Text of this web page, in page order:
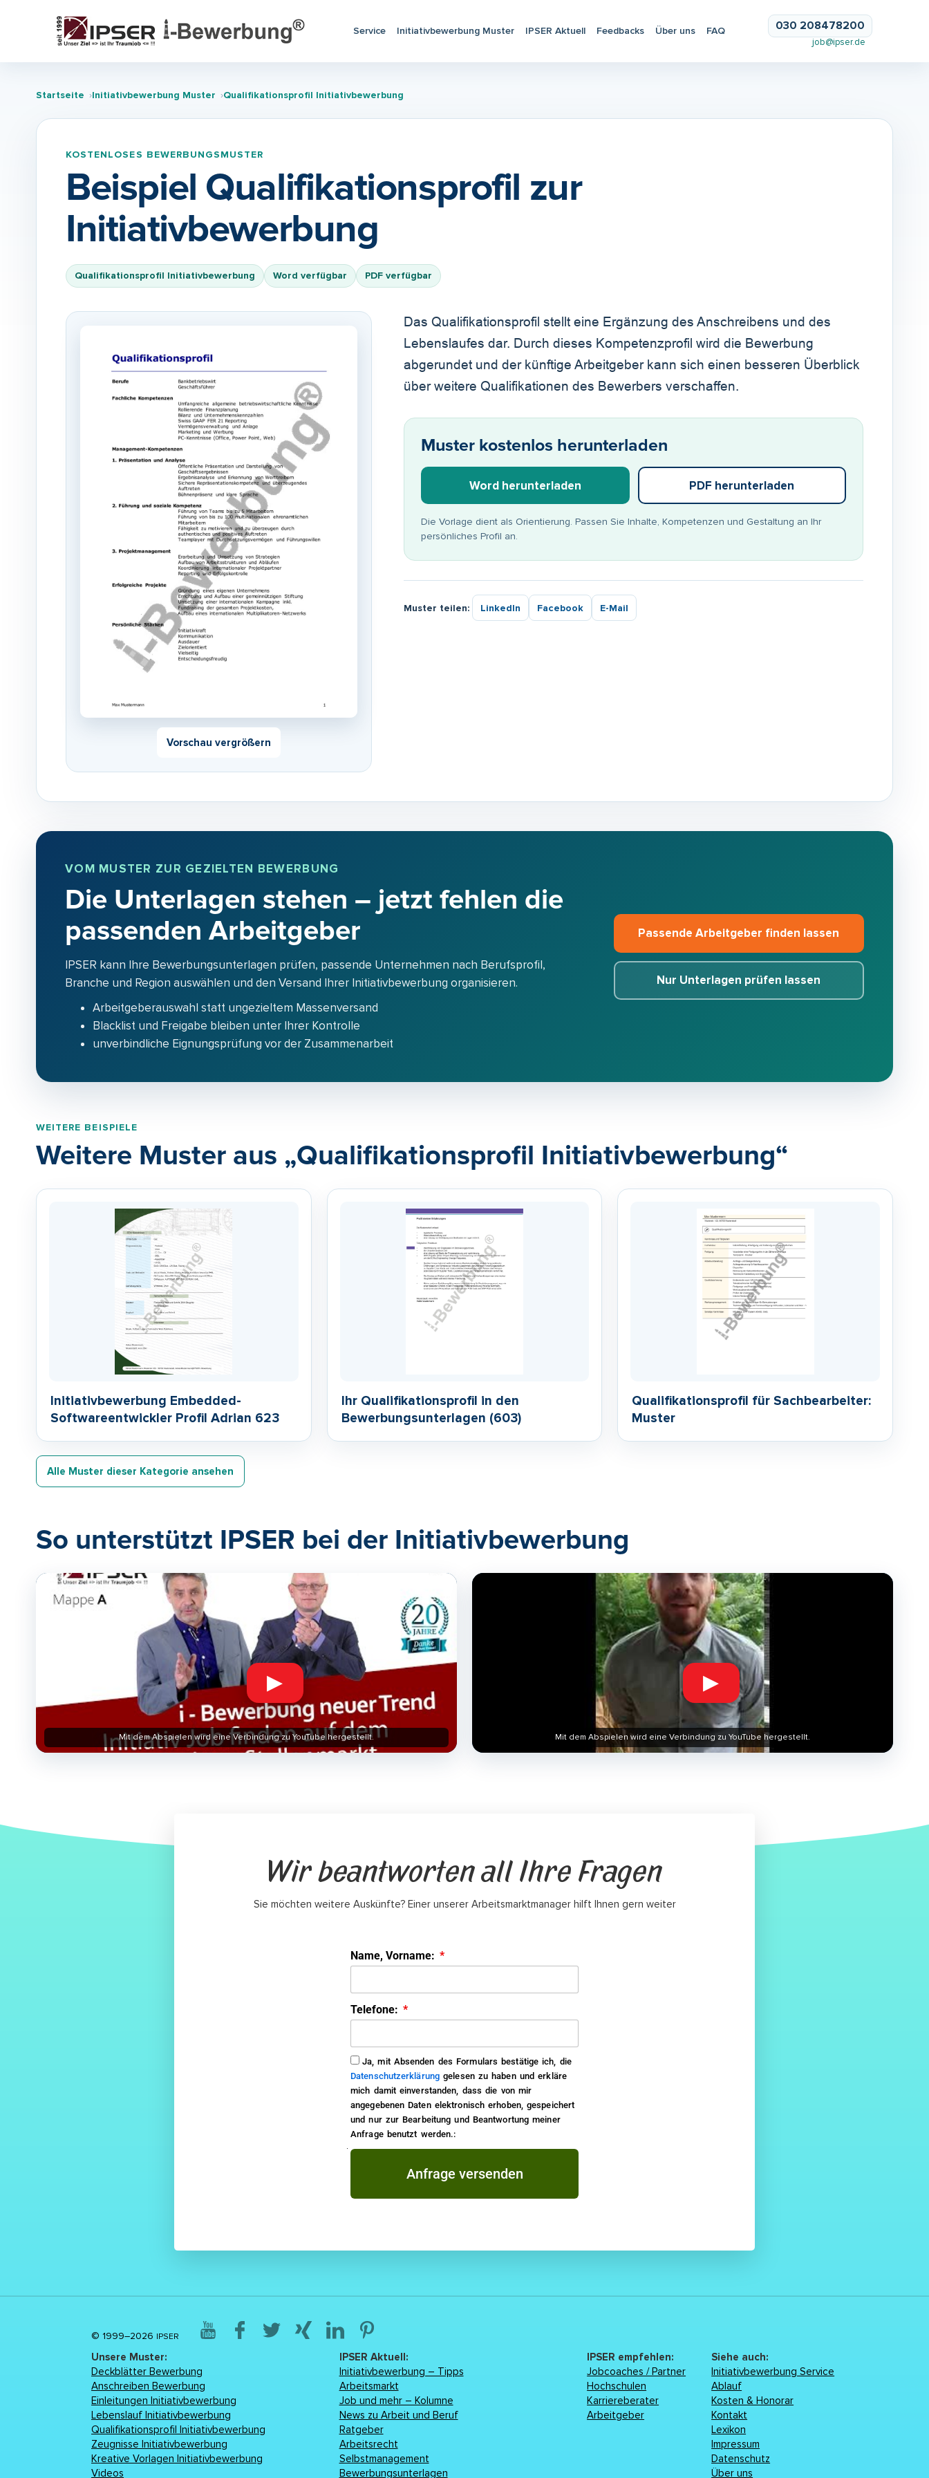
030 208478200
job@ipser.de
Service Initiativbewerbung Muster IPSER Aktuell Feedbacks Über uns FAQ
Startseite Initiativbewerbung Muster Qualifikationsprofil Initiativbewerbung
KOSTENLOSES BEWERBUNGSMUSTER
Beispiel Qualifikationsprofil zur
Initiativbewerbung
Qualifikationsprofil Initiativbewerbung Word verfügbar PDF verfügbar
Vorschau vergrößern
Das Qualifikationsprofil stellt eine Ergänzung des Anschreibens und des
Lebenslaufes dar. Durch dieses Kompetenzprofil wird die Bewerbung
abgerundet und der künftige Arbeitgeber kann sich einen besseren Überblick
über weitere Qualifikationen des Bewerbers verschaffen.
Muster kostenlos herunterladen
Word herunterladen PDF herunterladen
Die Vorlage dient als Orientierung. Passen Sie Inhalte, Kompetenzen und Gestaltung an Ihr
persönliches Profil an.
Muster teilen: LinkedIn Facebook E-Mail
VOM MUSTER ZUR GEZIELTEN BEWERBUNG
Die Unterlagen stehen – jetzt fehlen die
passenden Arbeitgeber
IPSER kann Ihre Bewerbungsunterlagen prüfen, passende Unternehmen nach Berufsprofil,
Branche und Region auswählen und den Versand Ihrer Initiativbewerbung organisieren.
Arbeitgeberauswahl statt ungezieltem Massenversand
Blacklist und Freigabe bleiben unter Ihrer Kontrolle
unverbindliche Eignungsprüfung vor der Zusammenarbeit
Passende Arbeitgeber finden lassen
Nur Unterlagen prüfen lassen
WEITERE BEISPIELE
Weitere Muster aus „Qualifikationsprofil Initiativbewerbung“
Initiativbewerbung Embedded-
Softwareentwickler Profil Adrian 623
Ihr Qualifikationsprofil in den
Bewerbungsunterlagen (603)
Qualifikationsprofil für Sachbearbeiter:
Muster
Alle Muster dieser Kategorie ansehen
So unterstützt IPSER bei der Initiativbewerbung
▶
Mit dem Abspielen wird eine Verbindung zu YouTube hergestellt.
▶
Mit dem Abspielen wird eine Verbindung zu YouTube hergestellt.
Wir beantworten all Ihre Fragen
Sie möchten weitere Auskünfte? Einer unserer Arbeitsmarktmanager hilft Ihnen gern weiter
Name, Vorname:
Telefone:
Ja, mit Absenden des Formulars bestätige ich, die
Datenschutzerklärung gelesen zu haben und erkläre
mich damit einverstanden, dass die von mir
angegebenen Daten elektronisch erhoben, gespeichert
und nur zur Bearbeitung und Beantwortung meiner
Anfrage benutzt werden.:
Anfrage versenden
© 1999–2026 IPSER
Unsere Muster:
Deckblätter Bewerbung
Anschreiben Bewerbung
Einleitungen Initiativbewerbung
Lebenslаuf Initiativbewerbung
Qualifikationsprofil Initiativbewerbung
Zeugnisse Initiativbewerbung
Kreative Vorlagen Initiativbewerbung
Videos
IPSER Aktuell:
Initiativbewerbung – Tipps
Arbeitsmarkt
Job und mehr – Kolumne
News zu Arbeit und Beruf
Ratgeber
Arbeitsrecht
Selbstmanagement
Bewerbungsunterlagen
IPSER empfehlen:
Jobcoaches / Partner
Hochschulen
Karriereberater
Arbeitgeber
Siehe auch:
Initiativbewerbung Service
Ablauf
Kosten & Honorar
Kontakt
Lexikon
Impressum
Datenschutz
Über uns